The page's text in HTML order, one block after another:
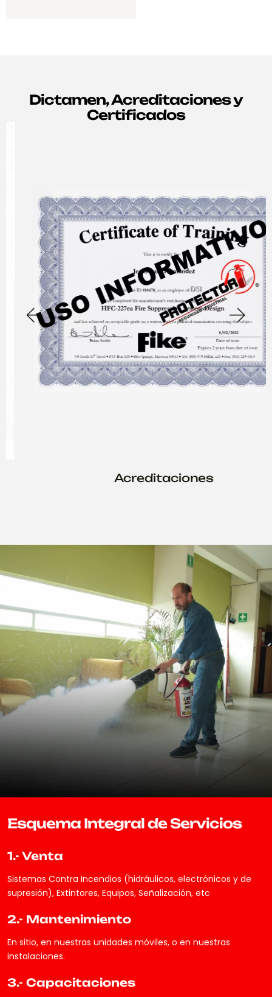
Dictamen, Acreditaciones y
Certificados
Acreditaciones
Esquema Integral de Servicios
1.- Venta
Sistemas Contra Incendios (hidráulicos, electrónicos y de
supresión), Extintores, Equipos, Señalización, etc
2.- Mantenimiento
En sitio, en nuestras unidades móviles, o en nuestras
instalaciones.
3.- Capacitaciones